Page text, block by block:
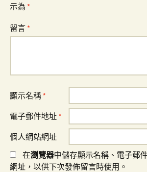
示為 *
留言 *
顯示名稱 *
電子郵件地址 *
個人網站網址
在瀏覽器中儲存顯示名稱、電子郵
網址，以供下次發佈留言時使用。